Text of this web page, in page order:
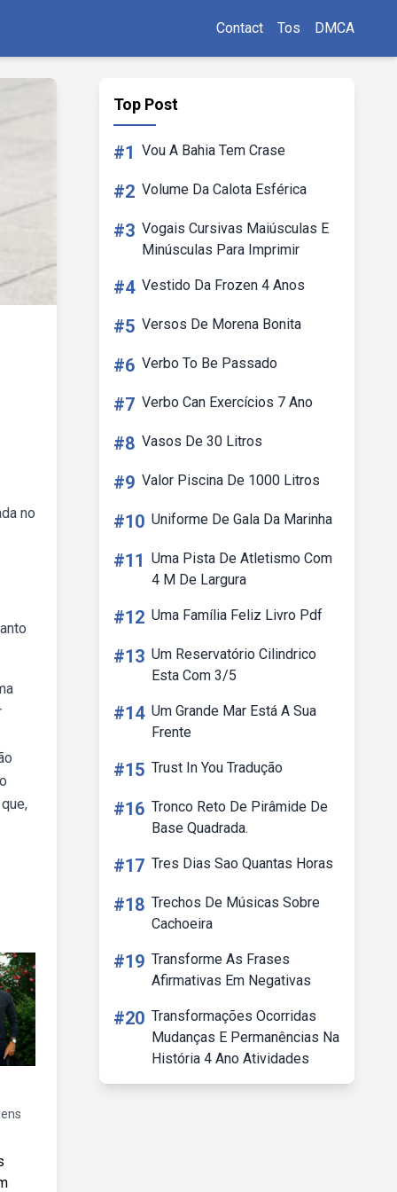
Contact Tos DMCA
no
Top Post
#1 Vou A Bahia Tem Crase
#2 Volume Da Calota Esférica
#3 Vogais Cursivas Maiúsculas E
Minúsculas Para Imprimir
#4 Vestido Da Frozen 4 Anos
#5 Versos De Morena Bonita
#6 Verbo To Be Passado
#7 Verbo Can Exercícios 7 Ano
#8 Vasos De 30 Litros
#9 Valor Piscina De 1000 Litros
#10 Uniforme De Gala Da Marinha
#11 Uma Pista De Atletismo Com
4 M De Largura
#12 Uma Família Feliz Livro Pdf
#13 Um Reservatório Cilindrico
Esta Com 3/5
#14 Um Grande Mar Está A Sua
Frente
#15 Trust In You Tradução
#16 Tronco Reto De Pirâmide De
Base Quadrada.
#17 Tres Dias Sao Quantas Horas
#18 Trechos De Músicas Sobre
Cachoeira
#19 Transforme As Frases
Afirmativas Em Negativas
#20 Transformações Ocorridas
Mudanças E Permanências Na
História 4 Ano Atividades